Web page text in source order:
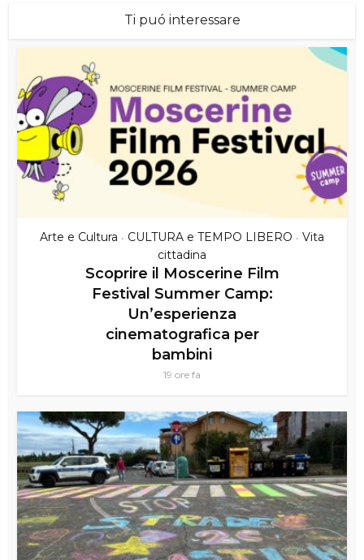
Ti puó interessare
Arte e Cultura • CULTURA e TEMPO LIBERO • Vita
cittadina
Scoprire il Moscerine Film
Festival Summer Camp:
Un’esperienza
cinematografica per
bambini
19 ore fa